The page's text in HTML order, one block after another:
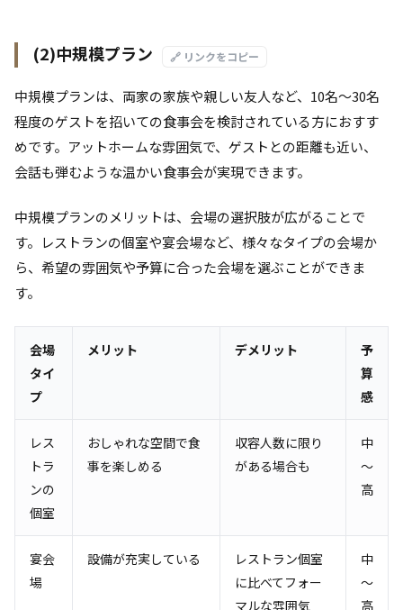
(2)中規模プラン 🔗 リンクをコピー
中規模プランは、両家の家族や親しい友人など、10名～30名
程度のゲストを招いての食事会を検討されている方におすす
めです。アットホームな雰囲気で、ゲストとの距離も近い、
会話も弾むような温かい食事会が実現できます。
中規模プランのメリットは、会場の選択肢が広がることで
す。レストランの個室や宴会場など、様々なタイプの会場か
ら、希望の雰囲気や予算に合った会場を選ぶことができま
す。
会場
タイ
プ
メリット デメリット
予
算
感
レス
トラ
ンの
個室
おしゃれな空間で食
事を楽しめる
収容人数に限り
がある場合も
中
～
高
宴会
場
設備が充実している
レストラン個室
に比べてフォー
マルな雰囲気
中
～
高